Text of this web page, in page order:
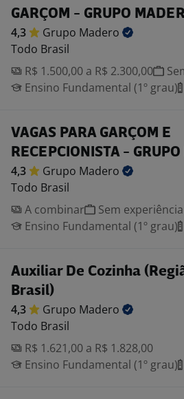
GARÇOM - GRUPO
4,3 Grupo Madero
Todo Brasil
R$ 1.500,00 a R$ 2.300,00
Ensino Fundamental (1º grau)
VAGAS PARA GARÇOM E
RECEPCIONISTA -
4,3 Grupo Madero
Todo Brasil
A combinar
Sem experiência
Ensino Fundamental (1º grau)
Auxiliar De Cozinha
Brasil)
4,3 Grupo Madero
Todo Brasil
R$ 1.621,00 a R$ 1.828,00
Ensino Fundamental (1º grau)